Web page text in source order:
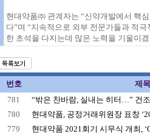
현대약품㈜ 관계자는 “신약개발에서 핵
다”며 “지속적으로 외부 전문가들과 적
한 초석을 다지는데 많은 노력을 기울이
번호
제목
781
“밖은 찬바람, 실내는 히터…” 건
780
현대약품, 공정거래위원장 표창
779
현대약품 2021회기 시무식 개최,